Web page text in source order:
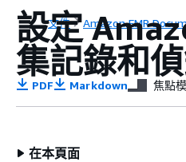
文件 Amazon EMR
設定
集記錄和
PDF Markdown 焦點
在本頁面